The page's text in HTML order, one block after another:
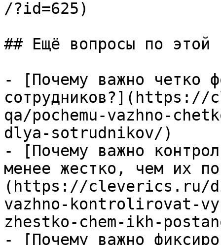
/?id=625)
## Ещё вопросы по этой
- [Почему важно четко
qa/pochemu-vazhno-
dlya-sotrudnikov/)
- [Почему важно
менее жестко, чем их
(https://cleverics.ru/
vazhno-kontrolirovat-
zhestko-chem-ikh-
- [Почему важно